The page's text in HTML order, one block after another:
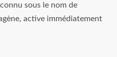
sous le nom de
active immédiatement